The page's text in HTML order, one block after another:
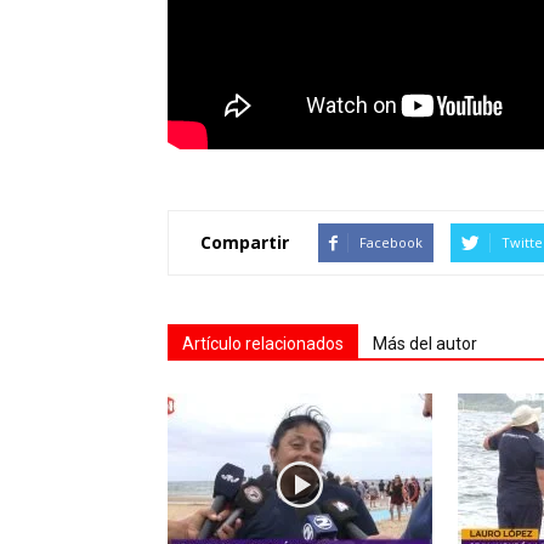
Compartir Facebook
Artículo relacionados Más del autor